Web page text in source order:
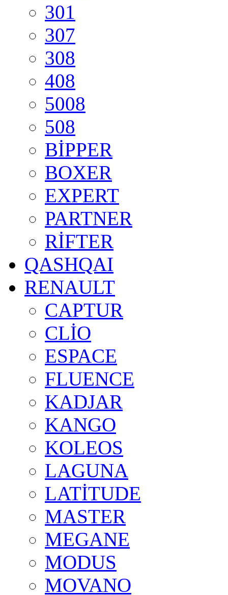
301
307
308
408
5008
508
BİPPER
BOXER
EXPERT
PARTNER
RİFTER
QASHQAI
RENAULT
CAPTUR
CLİO
ESPACE
FLUENCE
KADJAR
KANGO
KOLEOS
LAGUNA
LATİTUDE
MASTER
MEGANE
MODUS
MOVANO